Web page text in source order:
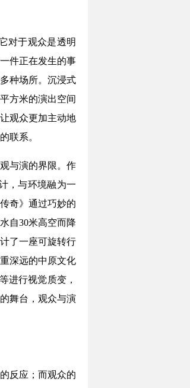
对于观众是透明
件正在发生的事
种场所。沉浸式
方米的演出空间
观众更加主动地
联系。
与演的界限。作
，与环境融为一
奇》通过巧妙的
自30米高空而降
了一座可旋转行
深远的中原文化
进行视觉质变，
舞台，观众与演
反应；而观众的